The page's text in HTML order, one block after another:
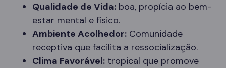
Qualidade de Vida: boa, propícia ao bem-
estar mental e físico.
Ambiente Acolhedor: Comunidade
receptiva que facilita a ressocialização.
Clima Favorável: tropical que promove